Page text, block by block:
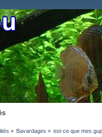
» Bavardages » est-ce que mes